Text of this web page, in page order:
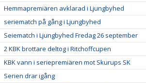
Hemmapremiären avklarad i Ljungbyhed
seriematch på gång i Ljungbyhed
Seiematch i Ljungbyhed Fredag 26 september
2 KBK brottare deltog i Ritchoffcupen
KBK vann i seriepremiären mot Skurups SK
Serien drar igång